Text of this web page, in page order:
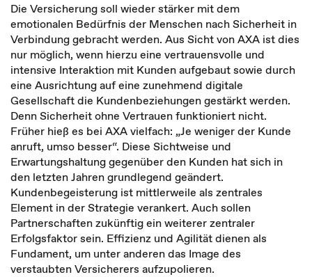
Die Versicherung soll wieder stärker mit dem
emotionalen Bedürfnis der Menschen nach Sicherheit in
Verbindung gebracht werden. Aus Sicht von AXA ist dies
nur möglich, wenn hierzu eine vertrauensvolle und
intensive Interaktion mit Kunden aufgebaut sowie durch
eine Ausrichtung auf eine zunehmend digitale
Gesellschaft die Kundenbeziehungen gestärkt werden.
Denn Sicherheit ohne Vertrauen funktioniert nicht.
Früher hieß es bei AXA vielfach: „Je weniger der Kunde
anruft, umso besser“. Diese Sichtweise und
Erwartungshaltung gegenüber den Kunden hat sich in
den letzten Jahren grundlegend geändert.
Kundenbegeisterung ist mittlerweile als zentrales
Element in der Strategie verankert. Auch sollen
Partnerschaften zukünftig ein weiterer zentraler
Erfolgsfaktor sein. Effizienz und Agilität dienen als
Fundament, um unter anderen das Image des
verstaubten Versicherers aufzupolieren.